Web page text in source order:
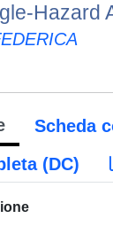
Hazard
Scheda
(DC)